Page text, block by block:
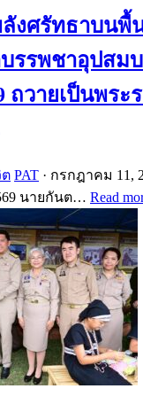
งศรัทธาบนพื้
รรพชาอุปสม
ถวายเป็นพระ
PAT · กรกฎาคม 11,
นายกันต… Read